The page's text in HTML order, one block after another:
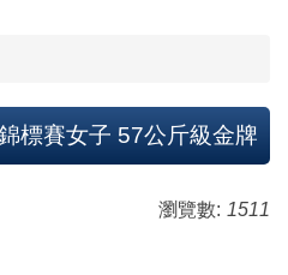
標賽女子 57公斤級金牌
瀏覽數: 1511